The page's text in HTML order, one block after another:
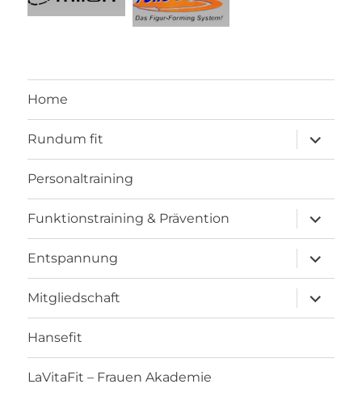
Home
Rundum fit
anzeigen
Personaltraining
Funktionstraining & Prävention
anzeigen
Entspannung
anzeigen
Mitgliedschaft
anzeigen
Hansefit
LaVitaFit – Frauen Akademie